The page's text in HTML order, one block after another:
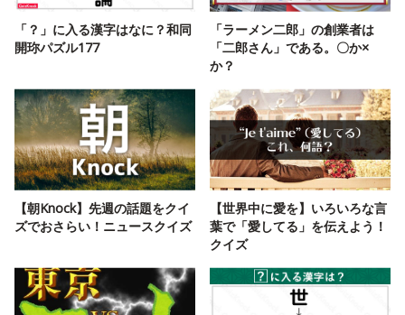
「？」に入る漢字はなに？和同
開珎パズル177
「ラーメン二郎」の創業者は
「二郎さん」である。〇か×
か？
【朝Knock】先週の話題をクイ
ズでおさらい！ニュースクイズ
【世界中に愛を】いろいろな言
葉で「愛してる」を伝えよう！
クイズ